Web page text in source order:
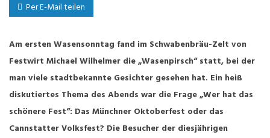
Per E-Mail teilen
Am ersten Wasensonntag fand im Schwabenbräu-Zelt von
Festwirt Michael Wilhelmer die „Wasenpirsch“ statt, bei der
man viele stadtbekannte Gesichter gesehen hat. Ein heiß
diskutiertes Thema des Abends war die Frage „Wer hat das
schönere Fest“: Das Münchner Oktoberfest oder das
Cannstatter Volksfest? Die Besucher der diesjährigen